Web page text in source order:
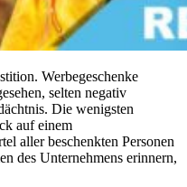
Werbegeschenke
selten negativ
Die wenigsten
auf einem
aller beschenkten Personen
des Unternehmens erinnern,